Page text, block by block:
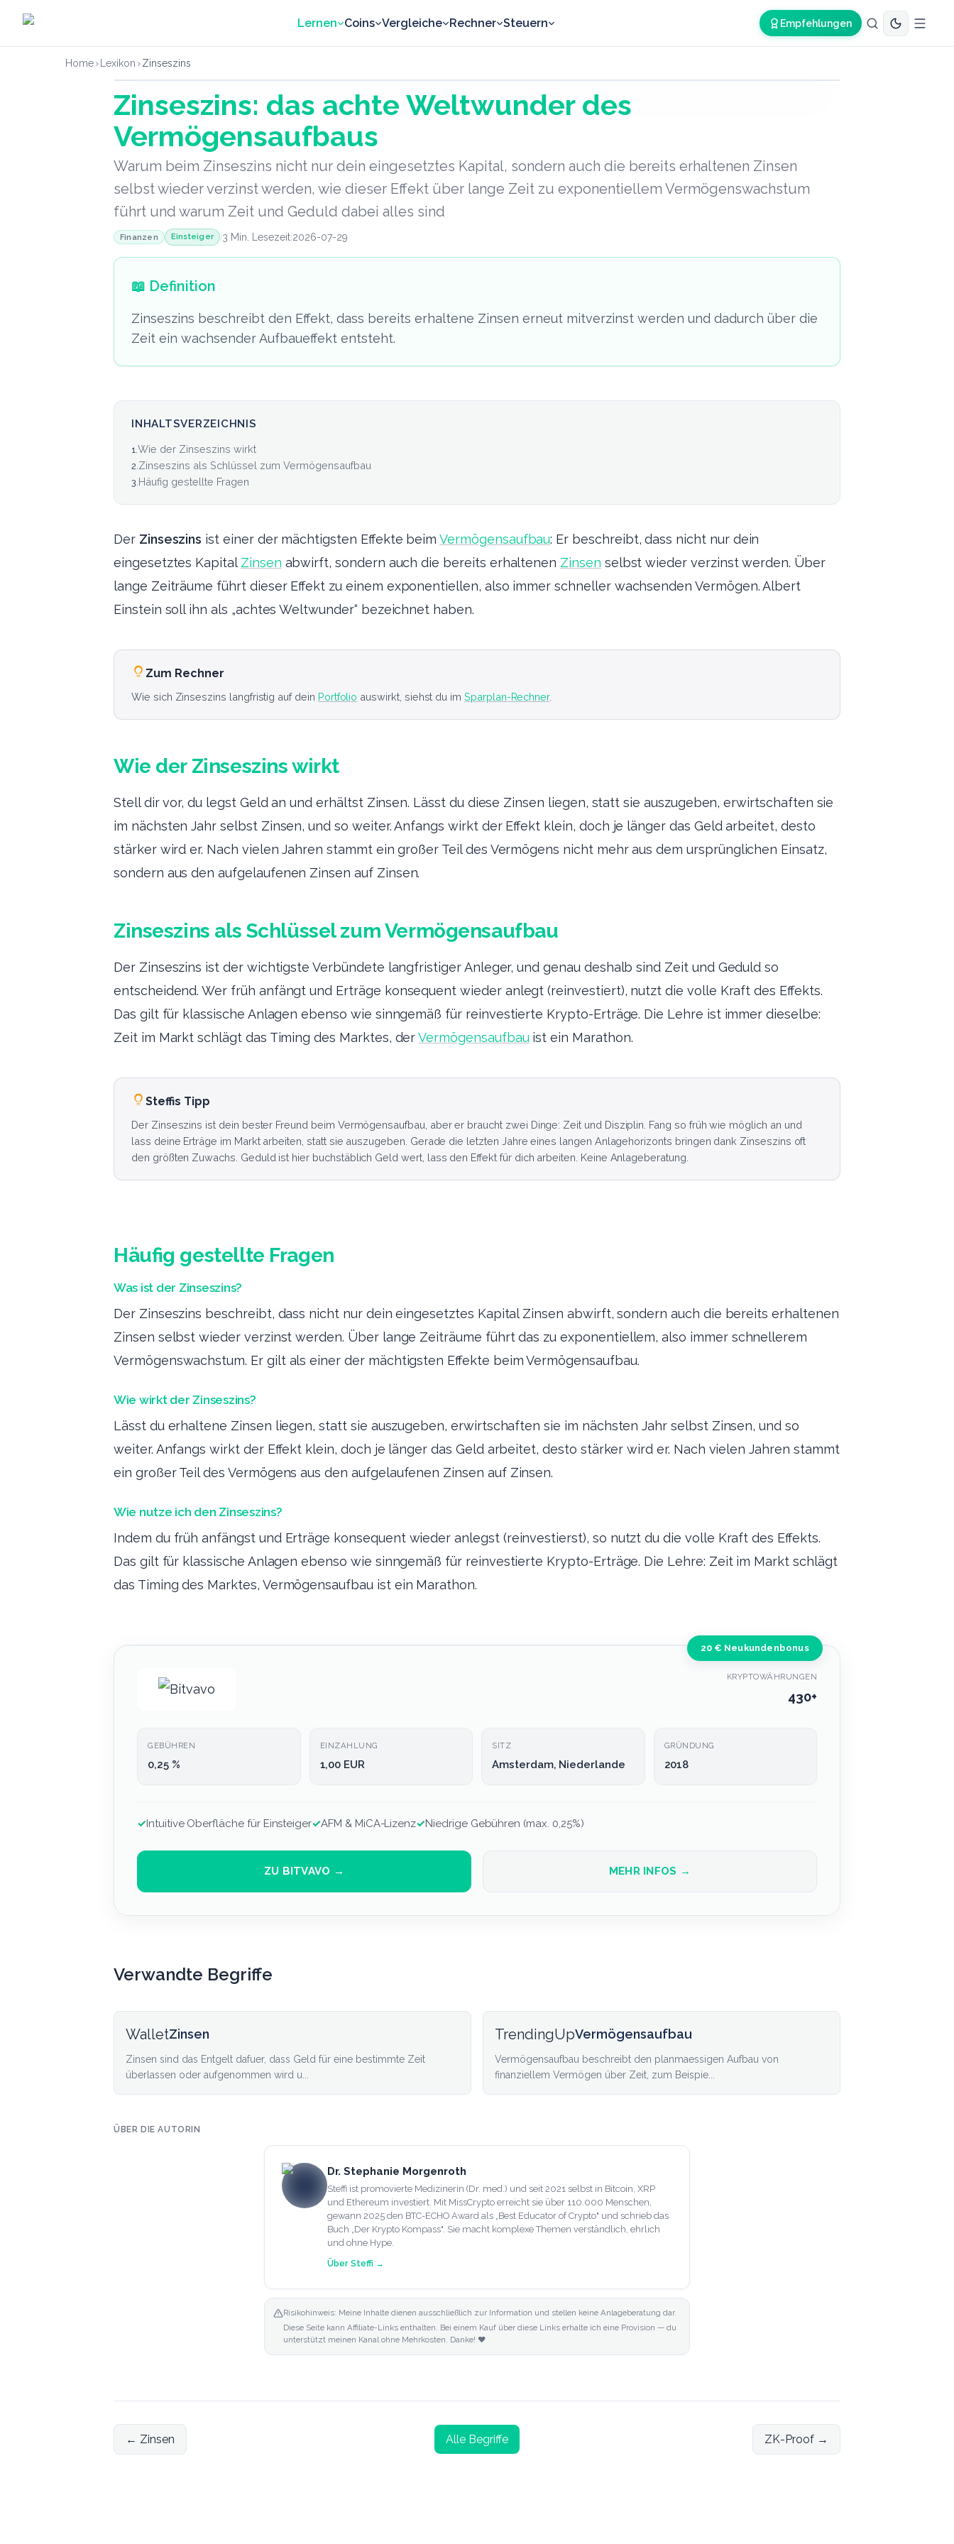
Lernen
Coins Vergleiche Rechner Steuern Empfehlungen
Home› Lexikon ›Zinseszins
Zinseszins: das achte Weltwunder des
Vermögensaufbaus
Warum beim Zinseszins nicht nur dein eingesetztes Kapital, sondern auch die bereits erhaltenen Zinsen
selbst wieder verzinst werden, wie dieser Effekt über lange Zeit zu exponentiellem Vermögenswachstum
führt und warum Zeit und Geduld dabei alles sind
Finanzen Einsteiger 3 Min. Lesezeit 2026-07-29
📖 Definition
Zinseszins beschreibt den Effekt, dass bereits erhaltene Zinsen erneut mitverzinst werden und dadurch über die
Zeit ein wachsender Aufbaueffekt entsteht.
INHALTSVERZEICHNIS
1 Wie der Zinseszins wirkt
2 Zinseszins als Schlüssel zum Vermögensaufbau
3 Häufig gestellte Fragen
Der Zinseszins ist einer der mächtigsten Effekte beimVermögensaufbau: Er beschreibt, dass nicht nur dein
eingesetztes Kapital Zinsen abwirft, sondern auch die bereits erhaltenen Zinsen selbst wieder verzinst werden. Über
lange Zeiträume führt dieser Effekt zu einem exponentiellen, also immer schneller wachsenden Vermögen. Albert
Einstein soll ihn als „achtes Weltwunder“ bezeichnet haben.
Zum Rechner
Wie sich Zinseszins langfristig auf dein Portfolio auswirkt, siehst du imSparplan-Rechner.
Wie der Zinseszins wirkt
Stell dir vor, du legst Geld an und erhältst Zinsen. Lässt du diese Zinsen liegen, statt sie auszugeben, erwirtschaften sie
im nächsten Jahr selbst Zinsen, und so weiter. Anfangs wirkt der Effekt klein, doch je länger das Geld arbeitet, desto
stärker wird er. Nach vielen Jahren stammt ein großer Teil des Vermögens nicht mehr aus dem ursprünglichen Einsatz,
sondern aus den aufgelaufenen Zinsen auf Zinsen.
Zinseszins als Schlüssel zum Vermögensaufbau
Der Zinseszins ist der wichtigste Verbündete langfristiger Anleger, und genau deshalb sind Zeit und Geduld so
entscheidend. Wer früh anfängt und Erträge konsequent wieder anlegt (reinvestiert), nutzt die volle Kraft des Effekts.
Das gilt für klassische Anlagen ebenso wie sinngemäß für reinvestierte Krypto-Erträge. Die Lehre ist immer dieselbe:
Zeit im Markt schlägt das Timing des Marktes, derVermögensaufbauist ein Marathon.
Steffis Tipp
Der Zinseszins ist dein bester Freund beim Vermögensaufbau, aber er braucht zwei Dinge: Zeit und Disziplin. Fang so früh wie möglich an und
lass deine Erträge im Markt arbeiten, statt sie auszugeben. Gerade die letzten Jahre eines langen Anlagehorizonts bringen dank Zinseszins oft
den größten Zuwachs. Geduld ist hier buchstäblich Geld wert, lass den Effekt für dich arbeiten. Keine Anlageberatung.
Häufig gestellte Fragen
Was ist der Zinseszins?
Der Zinseszins beschreibt, dass nicht nur dein eingesetztes Kapital Zinsen abwirft, sondern auch die bereits erhaltenen
Zinsen selbst wieder verzinst werden. Über lange Zeiträume führt das zu exponentiellem, also immer schnellerem
Vermögenswachstum. Er gilt als einer der mächtigsten Effekte beim Vermögensaufbau.
Wie wirkt der Zinseszins?
Lässt du erhaltene Zinsen liegen, statt sie auszugeben, erwirtschaften sie im nächsten Jahr selbst Zinsen, und so
weiter. Anfangs wirkt der Effekt klein, doch je länger das Geld arbeitet, desto stärker wird er. Nach vielen Jahren stammt
ein großer Teil des Vermögens aus den aufgelaufenen Zinsen auf Zinsen.
Wie nutze ich den Zinseszins?
Indem du früh anfängst und Erträge konsequent wieder anlegst (reinvestierst), so nutzt du die volle Kraft des Effekts.
Das gilt für klassische Anlagen ebenso wie sinngemäß für reinvestierte Krypto-Erträge. Die Lehre: Zeit im Markt schlägt
das Timing des Marktes, Vermögensaufbau ist ein Marathon.
20 € Neukundenbonus
KRYPTOWÄHRUNGEN
430+
GEBÜHREN
0,25 %
EINZAHLUNG
1,00 EUR
SITZ
Amsterdam, Niederlande
GRÜNDUNG
2018
✓Intuitive Oberfläche für Einsteiger✓AFM & MiCA-Lizenz✓Niedrige Gebühren (max. 0,25%)
ZU BITVAVO → MEHR INFOS →
Verwandte Begriffe
WalletZinsen
Zinsen sind das Entgelt dafuer, dass Geld für eine bestimmte Zeit
überlassen oder aufgenommen wird u...
TrendingUpVermögensaufbau
Vermögensaufbau beschreibt den planmaessigen Aufbau von
finanziellem Vermögen über Zeit, zum Beispie...
ÜBER DIE AUTORIN
Dr. Stephanie Morgenroth
Steffi ist promovierte Medizinerin (Dr. med.) und seit 2021 selbst in Bitcoin, XRP
und Ethereum investiert. Mit MissCrypto erreicht sie über 110.000 Menschen,
gewann 2025 den BTC-ECHO Award als „Best Educator of Crypto" und schrieb das
Buch „Der Krypto Kompass". Sie macht komplexe Themen verständlich, ehrlich
und ohne Hype.
Über Steffi →
Risikohinweis: Meine Inhalte dienen ausschließlich zur Information und stellen keine Anlageberatung dar.
Diese Seite kann Affiliate-Links enthalten. Bei einem Kauf über diese Links erhalte ich eine Provision — du
unterstützt meinen Kanal ohne Mehrkosten. Danke! ❤️
← Zinsen Alle Begriffe ZK-Proof →